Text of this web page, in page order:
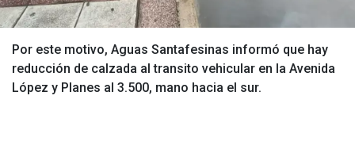
Por este motivo, Aguas Santafesinas informó que hay
reducción de calzada al transito vehicular en la Avenida
López y Planes al 3.500, mano hacia el sur.